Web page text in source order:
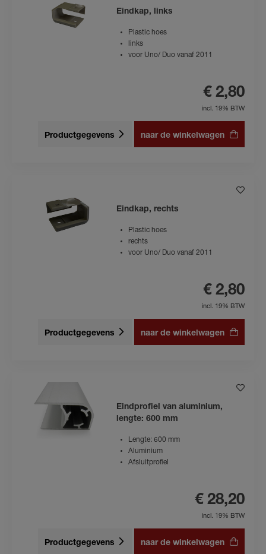
Eindkap, links
Plastic hoes
links
voor Uno/ Duo vanaf 2011
€ 2,80
incl. 19% BTW
Productgegevens naar de winkelwagen
Eindkap, rechts
Plastic hoes
rechts
voor Uno/ Duo vanaf 2011
€ 2,80
incl. 19% BTW
Productgegevens naar de winkelwagen
Eindprofiel van aluminium,
lengte: 600 mm
Lengte: 600 mm
Aluminium
Afsluitprofiel
€ 28,20
incl. 19% BTW
Productgegevens naar de winkelwagen